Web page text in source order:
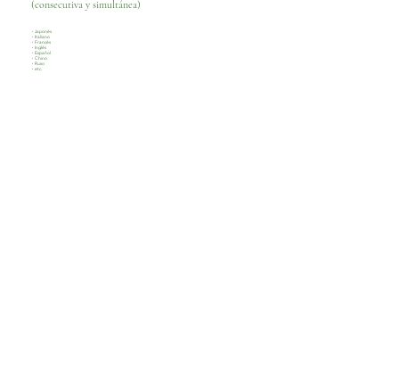
(consecutiva y simultánea)
・Japonés
・Italiano
・Francés
・Inglés
・Español
・Chino
・Ruso
・etc.